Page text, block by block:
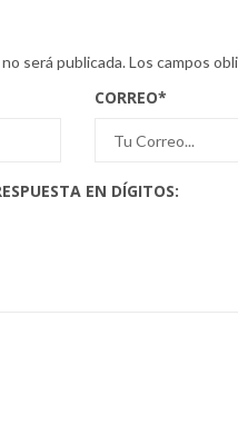
será publicada.Los campos
CORREO*
EN DÍGITOS: